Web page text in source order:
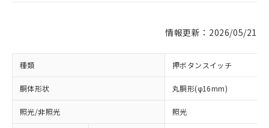
情報更新：2026/05/21
種類 押ボタンスイッチ
胴体形状 丸胴形(φ16mm)
照光/非照光 照光